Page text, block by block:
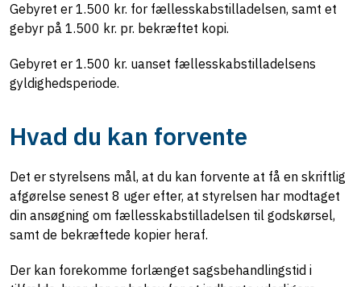
Gebyret er 1.500 kr. for fællesskabstilladelsen, samt et
gebyr på 1.500 kr. pr. bekræftet kopi.
Gebyret er 1.500 kr. uanset fællesskabstilladelsens
gyldighedsperiode.
Hvad du kan forvente
Det er styrelsens mål, at du kan forvente at få en skriftlig
afgørelse senest 8 uger efter, at styrelsen har modtaget
din ansøgning om fællesskabstilladelsen til godskørsel,
samt de bekræftede kopier heraf.
Der kan forekomme forlænget sagsbehandlingstid i